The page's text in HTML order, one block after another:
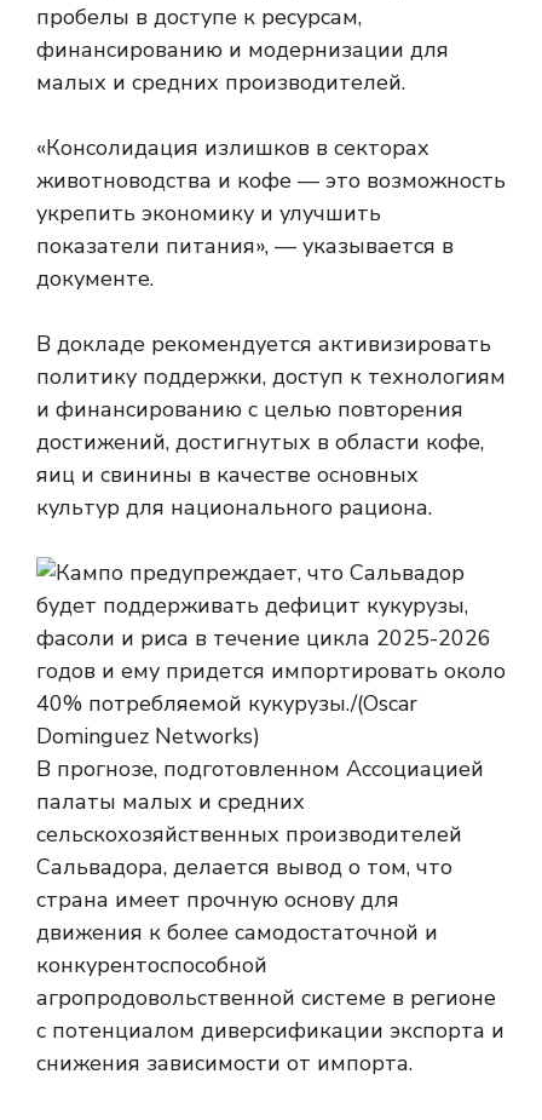
пробелы в доступе к ресурсам,
финансированию и модернизации для
малых и средних производителей.
«Консолидация излишков в секторах
животноводства и кофе — это возможность
укрепить экономику и улучшить
показатели питания», — указывается в
документе.
В докладе рекомендуется активизировать
политику поддержки, доступ к технологиям
и финансированию с целью повторения
достижений, достигнутых в области кофе,
яиц и свинины в качестве основных
культур для национального рациона.
В прогнозе, подготовленном Ассоциацией
палаты малых и средних
сельскохозяйственных производителей
Сальвадора, делается вывод о том, что
страна имеет прочную основу для
движения к более самодостаточной и
конкурентоспособной
агропродовольственной системе в регионе
с потенциалом диверсификации экспорта и
снижения зависимости от импорта.